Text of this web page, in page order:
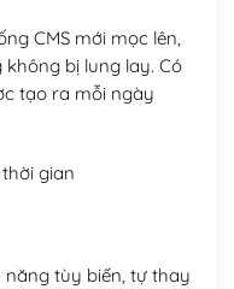
CMS mới mọc lên,
bị lung lay. Có
tạo ra mỗi ngày
gian
tùy biến, tự thay